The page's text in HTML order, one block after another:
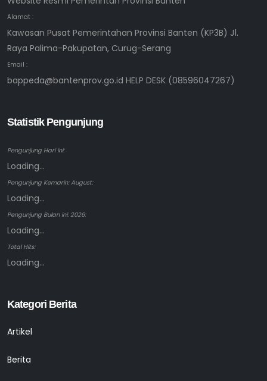
Alamat :
Kawasan Pusat Pemerintahan Provinsi Banten (KP3B) Jl.
Raya Palima-Pakupatan, Curug-Serang
Email :
bappeda@bantenprov.go.id HELP DESK (08596047267)
Statistik Pengunjung
Pengunjung Hari ini:
Loading...
Pengunjung Kemarin: August:
Loading...
Pengunjung Bulan ini: 2026:
Loading...
Total Hits:
Loading...
Kategori Berita
Artikel
Berita